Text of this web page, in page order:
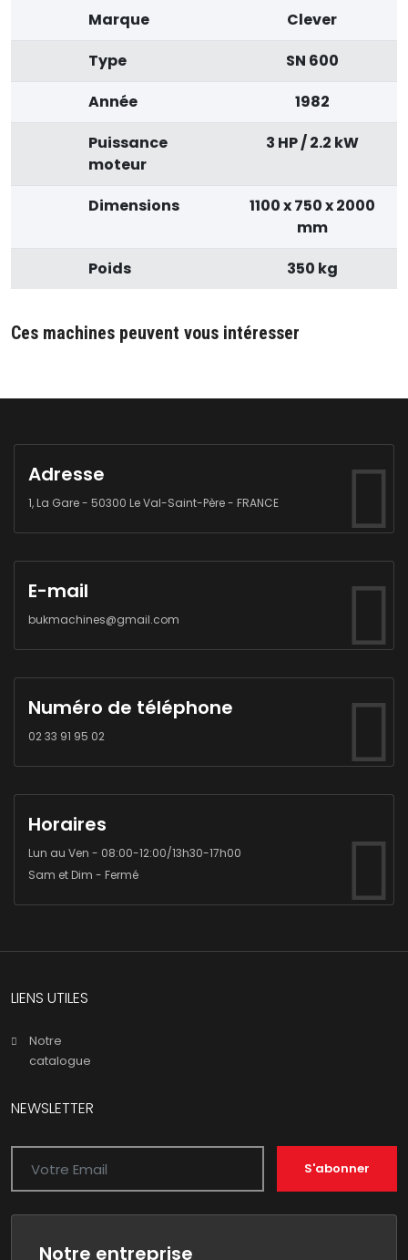
Marque
Clever
Type
SN 600
Année
1982
Puissance
moteur
3 HP / 2.2 kW
Dimensions
1100 x 750 x 2000
mm
Poids
350 kg
Ces machines peuvent vous intéresser
Adresse
1, La Gare - 50300 Le Val-Saint-Père - FRANCE
E-mail
bukmachines@gmail.com
Numéro de téléphone
02 33 91 95 02
Horaires
Lun au Ven - 08:00-12:00/13h30-17h00
Sam et Dim - Fermé
LIENS UTILES
Notre
catalogue
NEWSLETTER
S'abonner
Notre entreprise